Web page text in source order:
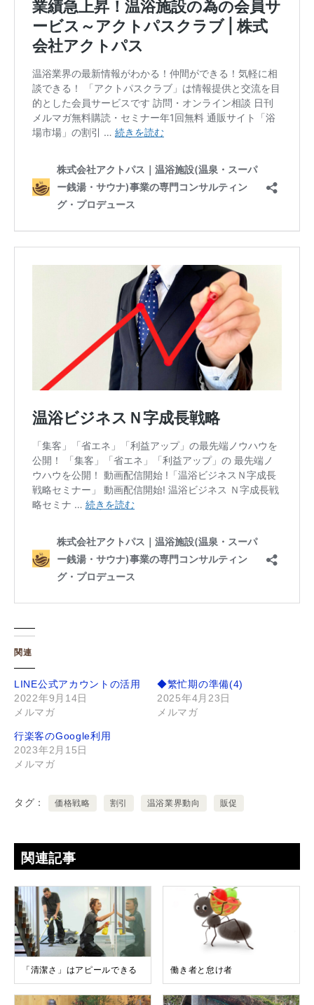
関連
LINE公式アカウントの活用
2022年9月14日
メルマガ
◆繁忙期の準備(4)
2025年4月23日
メルマガ
行楽客のGoogle利用
2023年2月15日
メルマガ
タグ 価格戦略 割引 温浴業界動向 販促
関連記事
「清潔さ」はアピールできる 働き者と怠け者